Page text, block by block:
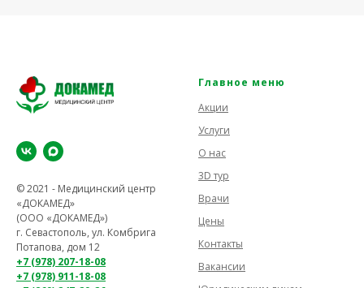
© 2021 - Медицинский центр
«ДОКАМЕД»
(ООО «ДОКАМЕД»)
г. Севастополь, ул. Комбрига
Потапова, дом 12
+7 (978) 207-18-08
+7 (978) 911-18-08
Главное меню
Акции
Услуги
О нас
3D тур
Врачи
Цены
Контакты
Вакансии